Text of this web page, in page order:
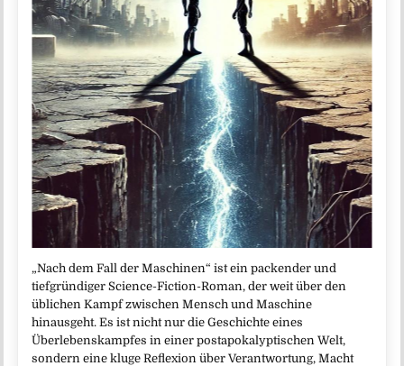
„Nach dem Fall der Maschinen“ ist ein packender und
tiefgründiger Science-Fiction-Roman, der weit über den
üblichen Kampf zwischen Mensch und Maschine
hinausgeht. Es ist nicht nur die Geschichte eines
Überlebenskampfes in einer postapokalyptischen Welt,
sondern eine kluge Reflexion über Verantwortung, Macht